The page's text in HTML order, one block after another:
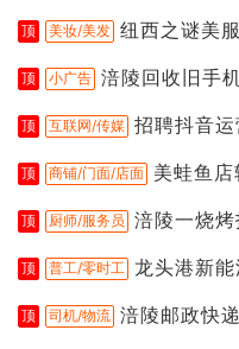
顶 美妆/美发 纽西之谜美
顶 小广告 涪陵回收旧手
顶 互联网/传媒 招聘抖音运
顶 商铺/门面/店面 美蛙鱼店
顶 厨师/服务员 涪陵一烧
顶 普工/零时工 龙头港新
顶 司机/物流 涪陵邮政快